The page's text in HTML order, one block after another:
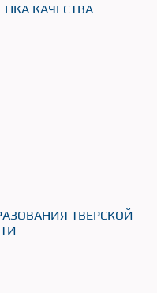
КАЧЕСТВА
ТВЕРСКОЙ